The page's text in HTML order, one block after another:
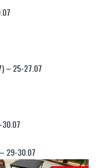
– 25-27.07
30.07
29-30.07